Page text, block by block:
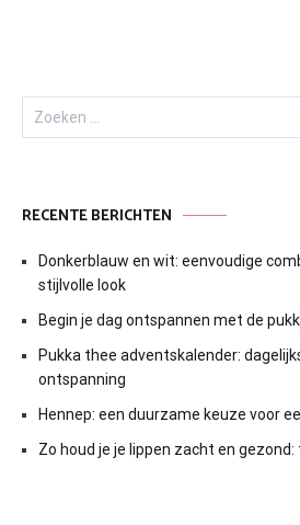
naar:
RECENTE BERICHTEN
Donkerblauw en wit: eenvoudige
stijlvolle look
Begin je dag ontspannen met de
Pukka thee adventskalender:
ontspanning
Hennep: een duurzame keuze voor
Zo houd je je lippen zacht en